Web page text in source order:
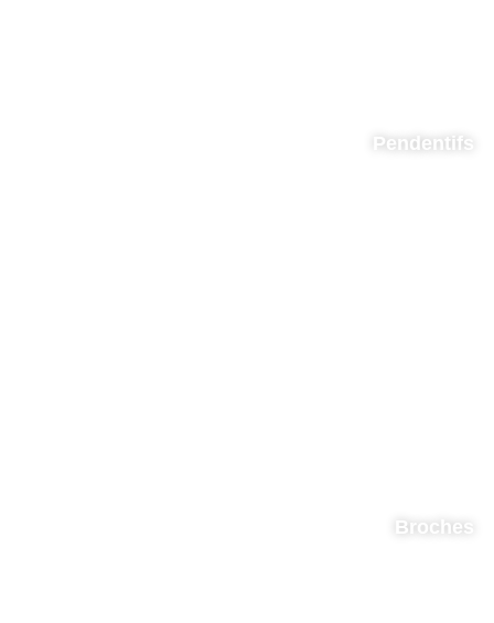
Pendentifs
Broches